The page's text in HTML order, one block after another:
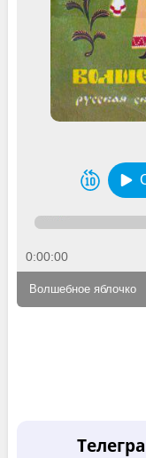
0:00:00
Волшебное яблочко